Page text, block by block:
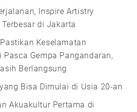
Inspire Artistry
di Jakarta
Keselamatan
Pasca Gempa Pangandaran,
Berlangsung
Bisa Dimulai di Usia 20-an
Akuakultur Pertama di